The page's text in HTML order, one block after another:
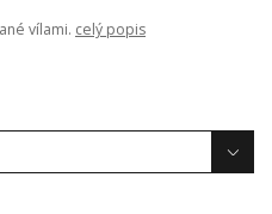
vílami. celý popis